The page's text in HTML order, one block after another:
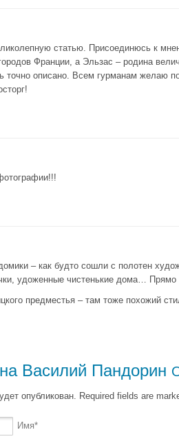
статью. Присоединюсь к
Франции, а Эльзас – родина
точно описано. Всем гурманам желаю
– как будто сошли с полотен
удоженные чистенькие дома… Прямо
предместья – там тоже похожий
Василий Пандорин
опубликован. Required fields are
Имя*